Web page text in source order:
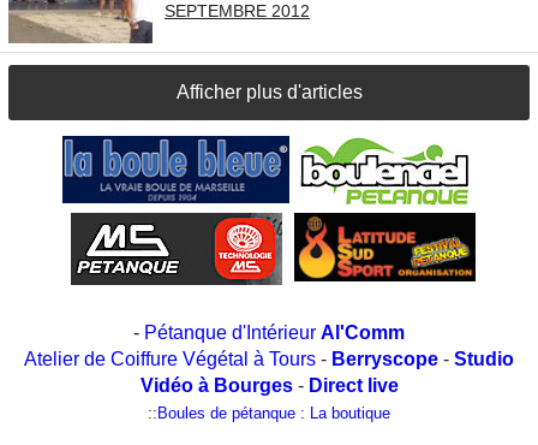
SEPTEMBRE 2012
Afficher plus d'articles
- Pétanque d'Intérieur Al'Comm
Atelier de Coiffure Végétal à Tours - Berryscope - Studio
Vidéo à Bourges- Direct live
:: Boules de pétanque : La boutique